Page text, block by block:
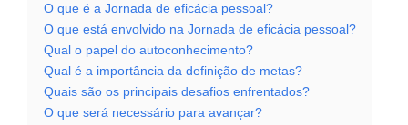
O que é a Jornada de eficácia pessoal?
O que está envolvido na Jornada de eficácia pessoal?
Qual o papel do autoconhecimento?
Qual é a importância da definição de metas?
Quais são os principais desafios enfrentados?
O que será necessário para avançar?